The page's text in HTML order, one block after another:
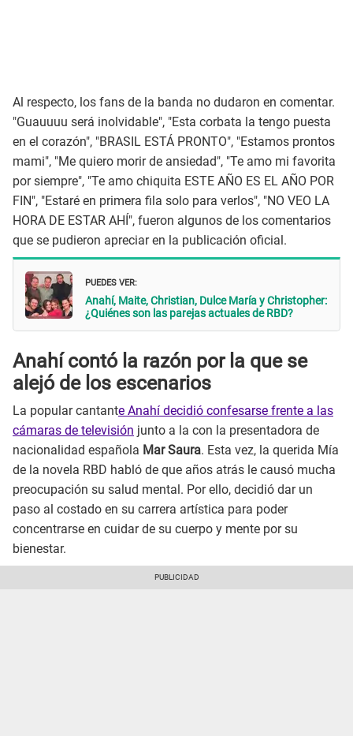
Al respecto, los fans de la banda no dudaron en comentar.
"Guauuuu será inolvidable", "Esta corbata la tengo puesta
en el corazón", "BRASIL ESTÁ PRONTO", "Estamos prontos
mami", "Me quiero morir de ansiedad", "Te amo mi favorita
por siempre", "Te amo chiquita ESTE AÑO ES EL AÑO POR
FIN", "Estaré en primera fila solo para verlos", "NO VEO LA
HORA DE ESTAR AHÍ", fueron algunos de los comentarios
que se pudieron apreciar en la publicación oficial.
PUEDES VER:
Anahí, Maite, Christian, Dulce María y Christopher:
¿Quiénes son las parejas actuales de RBD?
Anahí contó la razón por la que se
alejó de los escenarios
La popular cantante Anahí decidió confesarse frente a las
cámaras de televisión junto a la con la presentadora de
nacionalidad española Mar Saura. Esta vez, la querida Mía
de la novela RBD habló de que años atrás le causó mucha
preocupación su salud mental. Por ello, decidió dar un
paso al costado en su carrera artística para poder
concentrarse en cuidar de su cuerpo y mente por su
bienestar.